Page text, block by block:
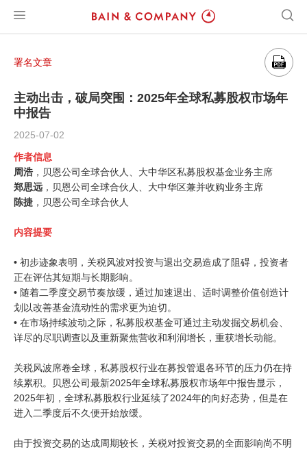
署名文章
主动出击，破局突围：2025年全球私募股权市场年
中报告
2025-07-02
作者信息
周浩 ，贝恩公司全球合伙人、大中华区私募股权基金业务主席
郑思远 ，贝恩公司全球合伙人、大中华区兼并收购业务主席
陈捷 ，贝恩公司全球合伙人
内容提要
• 初步迹象表明，关税风波对投资与退出交易造成了阻碍，投资者
正在评估其短期与长期影响。
• 随着二季度交易节奏放缓，通过加速退出、适时调整价值创造计
划以改善基金流动性的需求更为迫切。
• 在市场持续波动之际，私募股权基金可通过主动发掘交易机会、
详尽的尽职调查以及重新聚焦营收和利润增长，重获增长动能。
关税风波席卷全球，私募股权行业在募投管退各环节的压力仍在持
续累积。贝恩公司最新2025年全球私募股权市场年中报告显示，
2025年初，全球私募股权行业延续了2024年的向好态势，但是在
进入二季度后不久便开始放缓。
由于投资交易的达成周期较长，关税对投资交易的全面影响尚不明